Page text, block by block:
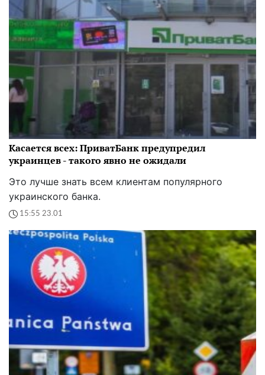
Касается всех: ПриватБанк предупредил
украинцев - такого явно не ожидали
Это лучше знать всем клиентам популярного
украинского банка.
15:55 23.01